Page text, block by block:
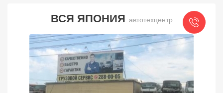
ВСЯ ЯПОНИЯ автотехцентр